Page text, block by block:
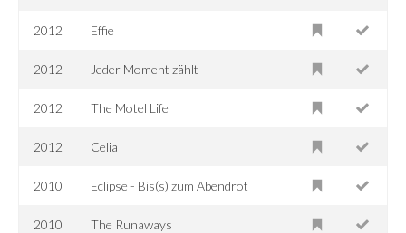
2012 Effie
2012 Jeder Moment zählt
2012 The Motel Life
2012 Celia
2010 Eclipse - Bis(s) zum Abendrot
2010 The Runaways